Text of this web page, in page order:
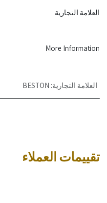
العلامة التجارية
More Information
العلامة التجارية:
BESTON
تقييمات العملاء